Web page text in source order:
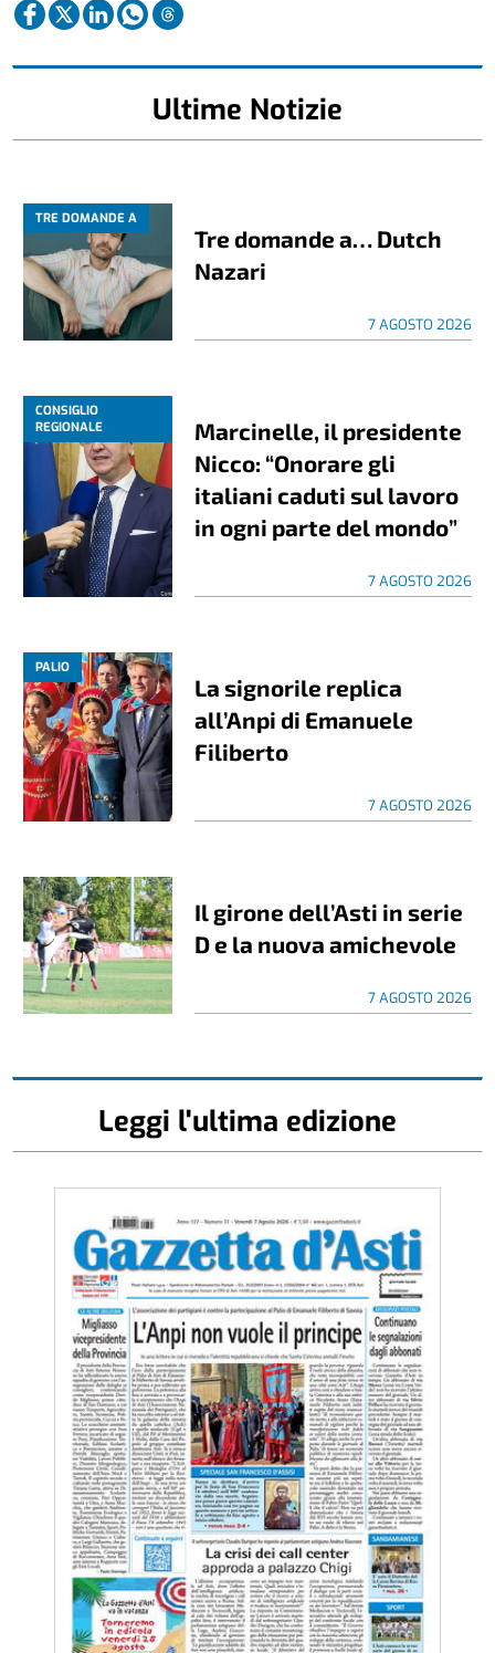
Ultime Notizie
TRE DOMANDE A
Tre domande a… Dutch
Nazari
7 AGOSTO 2026
CONSIGLIO
REGIONALE
Marcinelle, il presidente
Nicco: “Onorare gli
italiani caduti sul lavoro
in ogni parte del mondo”
7 AGOSTO 2026
PALIO
La signorile replica
all’Anpi di Emanuele
Filiberto
7 AGOSTO 2026
Il girone dell’Asti in serie
D e la nuova amichevole
7 AGOSTO 2026
Leggi l'ultima edizione